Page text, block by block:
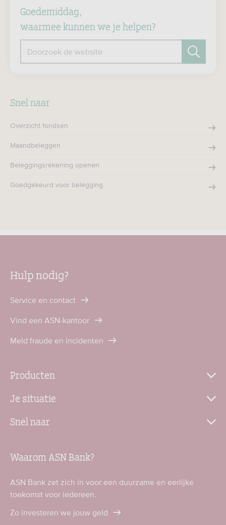
Goedemiddag,
waarmee kunnen we je helpen?
Doorzoek de website
Snel naar
Overzicht fondsen
Maandbeleggen
Beleggingsrekening openen
Goedgekeurd voor belegging
Hulp nodig?
Service en contact
Vind een ASN-kantoor
Meld fraude en incidenten
Producten
Je situatie
Snel naar
Waarom ASN Bank?
ASN Bank zet zich in voor een duurzame en eerlijke
toekomst voor iedereen.
Zo investeren we jouw geld